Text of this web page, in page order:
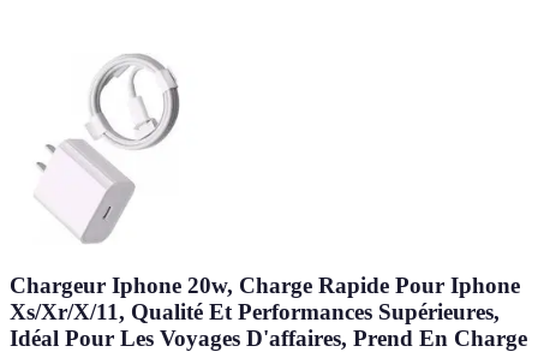
Chargeur Iphone 20w, Charge Rapide Pour Iphone
Xs/Xr/X/11, Qualité Et Performances Supérieures,
Idéal Pour Les Voyages D'affaires, Prend En Charge